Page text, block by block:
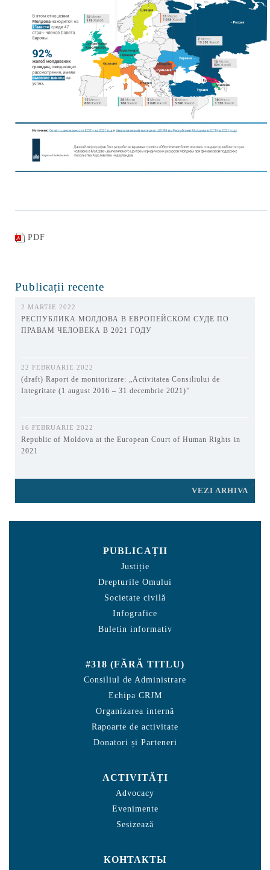
PDF
Publicații recente
2 MARTIE 2022
РЕСПУБЛИКА МОЛДОВА В ЕВРОПЕЙСКОМ СУДЕ ПО
ПРАВАМ ЧЕЛОВЕКА В 2021 ГОДУ
22 FEBRUARIE 2022
(draft) Raport de monitorizare: „Activitatea Consiliului de
Integritate (1 august 2016 – 31 decembrie 2021)”
16 FEBRUARIE 2022
Republic of Moldova at the European Court of Human Rights in
2021
VEZI ARHIVA
PUBLICAȚII
Justiție
Drepturile Omului
Societate civilă
Infografice
Buletin informativ
#318 (FĂRĂ TITLU)
Consiliul de Administrare
Echipa CRJM
Organizarea internă
Rapoarte de activitate
Donatori și Parteneri
ACTIVITĂȚI
Advocacy
Evenimente
Sesizează
КОНТАКТЫ